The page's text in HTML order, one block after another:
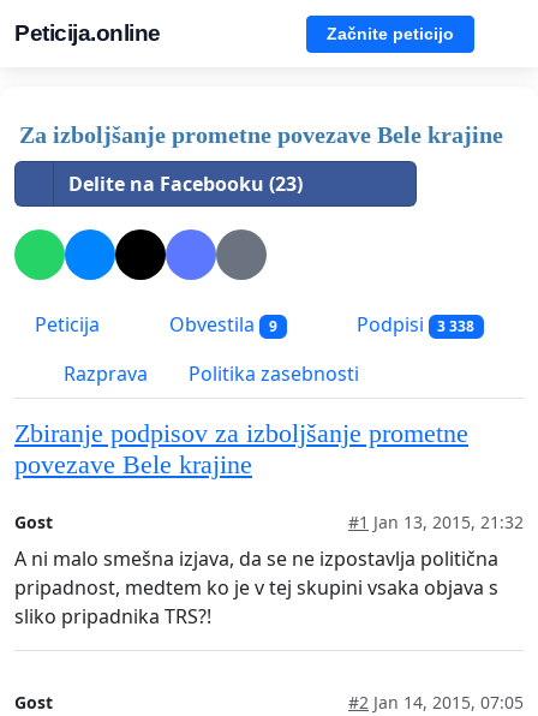
Peticija.online Začnite peticijo
Za izboljšanje prometne povezave Bele krajine
Delite na Facebooku (23)
Peticija Obvestila 9 Podpisi 3 338
Razprava Politika zasebnosti
Zbiranje podpisov za izboljšanje prometne
povezave Bele krajine
Gost #1 Jan 13, 2015, 21:32
A ni malo smešna izjava, da se ne izpostavlja politična
pripadnost, medtem ko je v tej skupini vsaka objava s
sliko pripadnika TRS?!
Gost #2 Jan 14, 2015, 07:05